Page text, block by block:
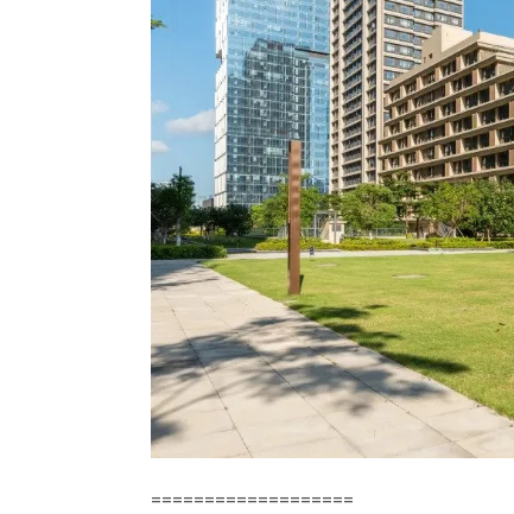
===================